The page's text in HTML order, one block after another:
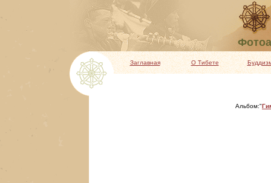
Заглавная О Тибете
Альбом:"